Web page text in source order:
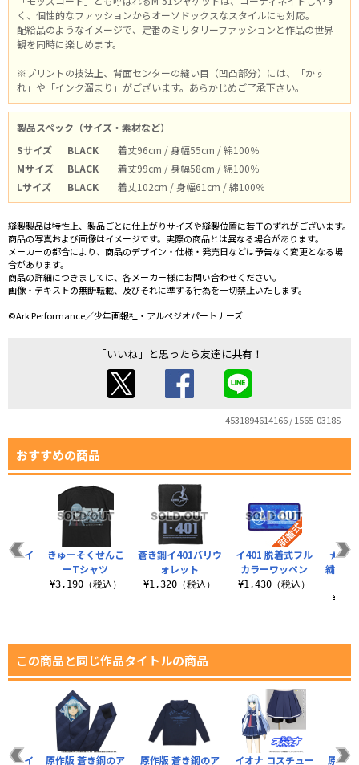
く、個性的なファッションからオーソドックスなスタイルにも対応。
配給品のようなイメージで、定番のミリタリーファッションと作品の世界
観を同時に楽しめます。
※プリントの技法上、背面センターの縫い目（凹凸部分）には、「かす
れ」や「インク溜まり」がございます。あらかじめご了承下さい。
製品スペック（サイズ・素材など）
Sサイズ
BLACK
着丈96cm / 身幅55cm / 綿100％
Mサイズ
BLACK
着丈99cm / 身幅58cm / 綿100％
Lサイズ
BLACK 着丈102cm / 身幅61cm / 綿100％
縫製製品は特性上、製品ごとに仕上がりサイズや縫製位置に若干のずれがございます。
商品の写真および画像はイメージです。実際の商品とは異なる場合があります。
メーカーの都合により、商品のデザイン・仕様・発売日などは予告なく変更となる場
合があります。
商品の詳細につきましては、各メーカー様にお問い合わせください。
画像・テキストの無断転載、及びそれに準ずる行為を一切禁止いたします。
©Ark Performance／少年画報社・アルペジオパートナーズ
「いいね」と思ったら友達に共有！
4531894614166 / 1565-0318S
おすすめの商品
蒼き鋼イ401バリウ
ォレット
¥1,320（税込）
イ401 脱着式フル
カラーワッペン
¥1,430（税込）
★限
繍メッ
ドライ
きゅーそくせんこ
ーTシャツ
¥3,190（税込）
この商品と同じ作品タイトルの商品
原作版 蒼き鋼のア イオナ コスチュー 原作版
ドライ 原作版 蒼き鋼のア